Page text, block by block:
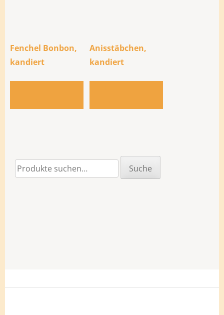
Fenchel Bonbon,
kandiert
Anisstäbchen,
kandiert
Suche
nach:
Suche